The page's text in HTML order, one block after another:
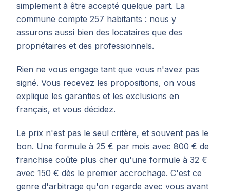
simplement à être accepté quelque part. La
commune compte 257 habitants : nous y
assurons aussi bien des locataires que des
propriétaires et des professionnels.
Rien ne vous engage tant que vous n'avez pas
signé. Vous recevez les propositions, on vous
explique les garanties et les exclusions en
français, et vous décidez.
Le prix n'est pas le seul critère, et souvent pas le
bon. Une formule à 25 € par mois avec 800 € de
franchise coûte plus cher qu'une formule à 32 €
avec 150 € dès le premier accrochage. C'est ce
genre d'arbitrage qu'on regarde avec vous avant